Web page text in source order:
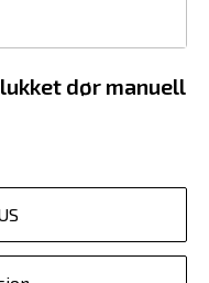
dør manuell